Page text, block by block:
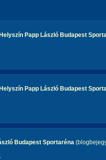
Papp László Budapest
Papp László Budapest
Budapest Sportaréna